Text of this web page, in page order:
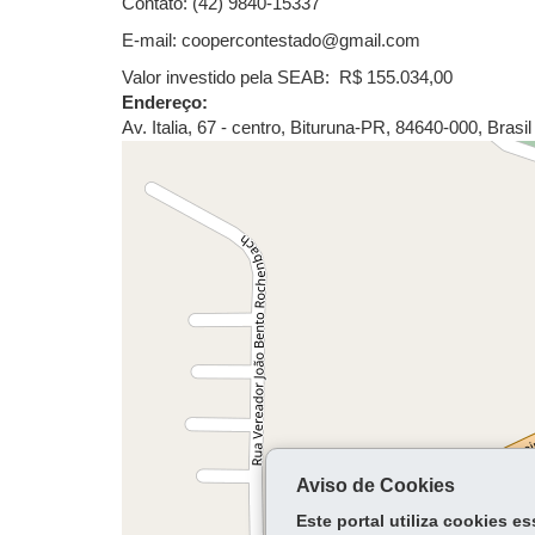
E-mail: coopercontestado@gmail.com
Valor investido pela SEAB: R$ 155.034,00
Endereço:
Av. Italia, 67 - centro, Bituruna-PR, 84640-000, Brasil
Aviso de Cookies
Este portal utiliza cookies